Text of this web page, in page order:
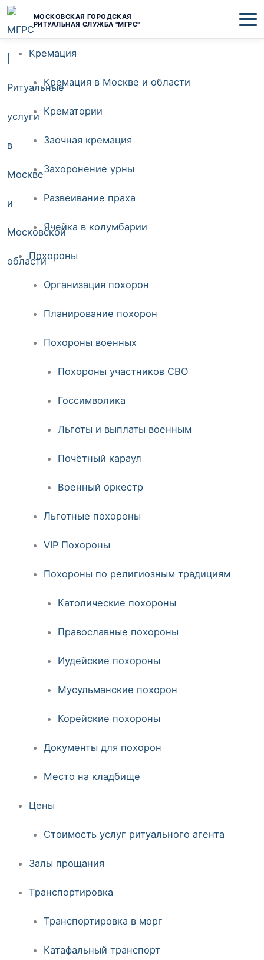
Перейти
к
МОСКОВСКАЯ ГОРОДСКАЯ
РИТУАЛЬНАЯ СЛУЖБА "МГРС"
Кремация
Кремация в Москве и области
Крематории
Заочная кремация
Захоронение урны
Развеивание праха
Ячейка в колумбарии
Похороны
Организация похорон
Планирование похорон
Похороны военных
Похороны участников СВО
Госсимволика
Льготы и выплаты военным
Почётный караул
Военный оркестр
Льготные похороны
VIP Похороны
Похороны по религиозным традициям
Католические похороны
Православные похороны
Иудейские похороны
Мусульманские похорон
Корейские похороны
Документы для похорон
Место на кладбище
Цены
Стоимость услуг ритуального агента
Залы прощания
Транспортировка
Транспортировка в морг
Катафальный транспорт